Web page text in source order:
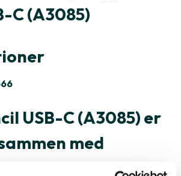
C (A3085)
USB-C (A3085) er
med